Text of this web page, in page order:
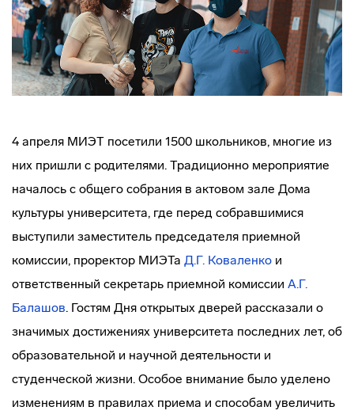
4 апреля МИЭТ посетили 1500 школьников, многие из
них пришли с родителями. Традиционно мероприятие
началось с общего собрания в актовом зале Дома
культуры университета, где перед собравшимися
выступили заместитель председателя приемной
комиссии, проректор МИЭТа Д.Г. Коваленко и
ответственный секретарь приемной комиссии А.Г.
Балашов. Гостям Дня открытых дверей рассказали о
значимых достижениях университета последних лет, об
образовательной и научной деятельности и
студенческой жизни. Особое внимание было уделено
изменениям в правилах приема и способам увеличить